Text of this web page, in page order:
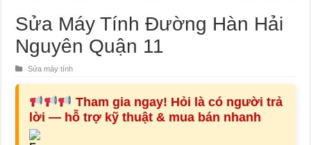
Sửa Máy Tính Đường Hàn Hải
Nguyên Quận 11
Sửa máy tính
Tham gia ngay! Hỏi là có người trả
lời — hỗ trợ kỹ thuật & mua bán nhanh